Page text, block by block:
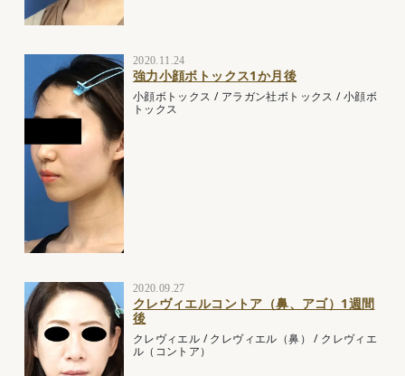
2020.11.24
強力小顔ボトックス1か月後
小顔ボトックス / アラガン社ボトックス /小顔ボ
トックス
2020.09.27
クレヴィエルコントア（鼻、アゴ）1週間
後
クレヴィエル /クレヴィエル（鼻） / クレヴィエ
ル（コントア）